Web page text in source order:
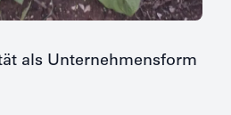
als Unternehmensform